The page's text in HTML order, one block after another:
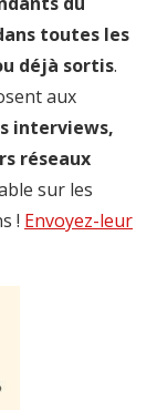
toutes les
déjà sortis.
aux
interviews,
réseaux
sur les
! Envoyez-leur